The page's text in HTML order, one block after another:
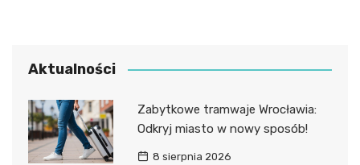
Aktualności
Zabytkowe tramwaje Wrocławia:
Odkryj miasto w nowy sposób!
8 sierpnia 2026